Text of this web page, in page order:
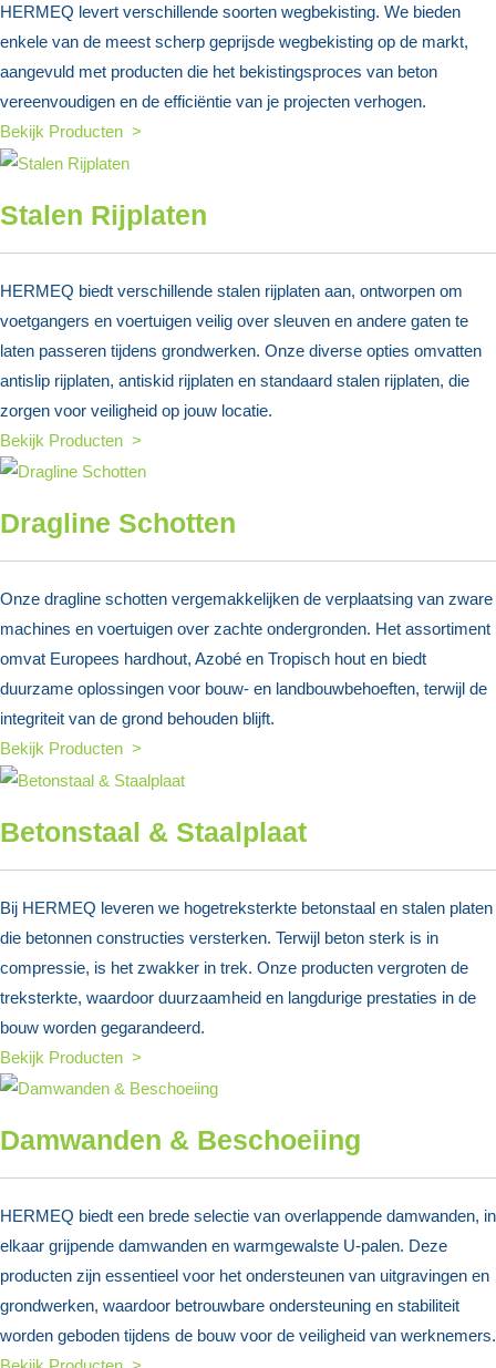
HERMEQ levert verschillende soorten wegbekisting. We bieden
enkele van de meest scherp geprijsde wegbekisting op de markt,
aangevuld met producten die het bekistingsproces van beton
vereenvoudigen en de efficiëntie van je projecten verhogen.
Bekijk Producten >
Stalen Rijplaten
HERMEQ biedt verschillende stalen rijplaten aan, ontworpen om
voetgangers en voertuigen veilig over sleuven en andere gaten te
laten passeren tijdens grondwerken. Onze diverse opties omvatten
antislip rijplaten, antiskid rijplaten en standaard stalen rijplaten, die
zorgen voor veiligheid op jouw locatie.
Bekijk Producten >
Dragline Schotten
Onze dragline schotten vergemakkelijken de verplaatsing van zware
machines en voertuigen over zachte ondergronden. Het assortiment
omvat Europees hardhout, Azobé en Tropisch hout en biedt
duurzame oplossingen voor bouw- en landbouwbehoeften, terwijl de
integriteit van de grond behouden blijft.
Bekijk Producten >
Betonstaal & Staalplaat
Bij HERMEQ leveren we hogetreksterkte betonstaal en stalen platen
die betonnen constructies versterken. Terwijl beton sterk is in
compressie, is het zwakker in trek. Onze producten vergroten de
treksterkte, waardoor duurzaamheid en langdurige prestaties in de
bouw worden gegarandeerd.
Bekijk Producten >
Damwanden & Beschoeiing
HERMEQ biedt een brede selectie van overlappende damwanden, in
elkaar grijpende damwanden en warmgewalste U-palen. Deze
producten zijn essentieel voor het ondersteunen van uitgravingen en
grondwerken, waardoor betrouwbare ondersteuning en stabiliteit
worden geboden tijdens de bouw voor de veiligheid van werknemers.